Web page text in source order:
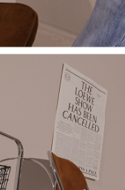
anda (termasuk nama,
pengumpulan,
semakan dan pembetulan
Taiwan Mobile.
3. Sila baca syarat
pautan berikut: https://